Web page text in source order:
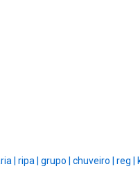
| ripa | grupo | chuveiro | reg |